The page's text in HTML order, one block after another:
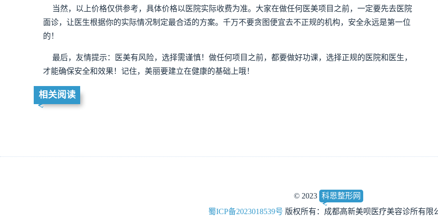
当然，以上价格仅供参考，具体价格以医院实际收费为准。大家在做任何医美项目之前，一定要先去医院
面诊，让医生根据你的实际情况制定最合适的方案。千万不要贪图便宜去不正规的机构，安全永远是第一位
的！
最后，友情提示：医美有风险，选择需谨慎！做任何项目之前，都要做好功课，选择正规的医院和医生，
才能确保安全和效果！记住，美丽要建立在健康的基础上哦！
相关阅读
© 2023 科恩整形网
蜀ICP备2023018539号 版权所有：成都高新美呗医疗美容诊所有限